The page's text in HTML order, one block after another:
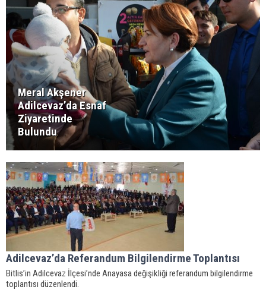
Meral Akşener
Adilcevaz’da Esnaf
Ziyaretinde
Bulundu
Adilcevaz’da Referandum Bilgilendirme Toplantısı
Bitlis’in Adilcevaz İlçesi’nde Anayasa değişikliği referandum bilgilendirme
toplantısı düzenlendi.